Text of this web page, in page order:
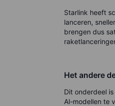
Starlink heeft
lanceren,
brengen dus
Het andere
Dit onderdeel
AI‑modellen te